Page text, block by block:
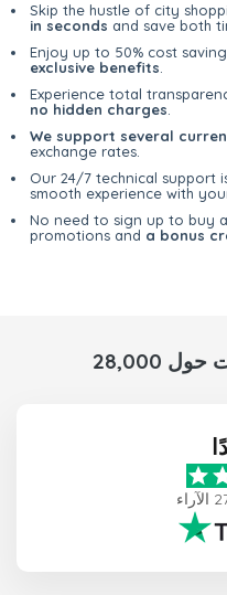
Skip the hustle of city
in seconds and save both
Enjoy up to 50% cost
exclusive benefits
Experience total
no hidden charges
We support several
exchange rates.
Our 24/7 technical support
smooth experience with
No need to sign up to buy
promotions and a bonus